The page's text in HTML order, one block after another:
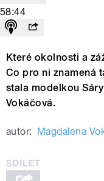
58:44
Které okolnosti a
Co pro ni znamená
stala modelkou
Vokáčová.
autor: Magdalena